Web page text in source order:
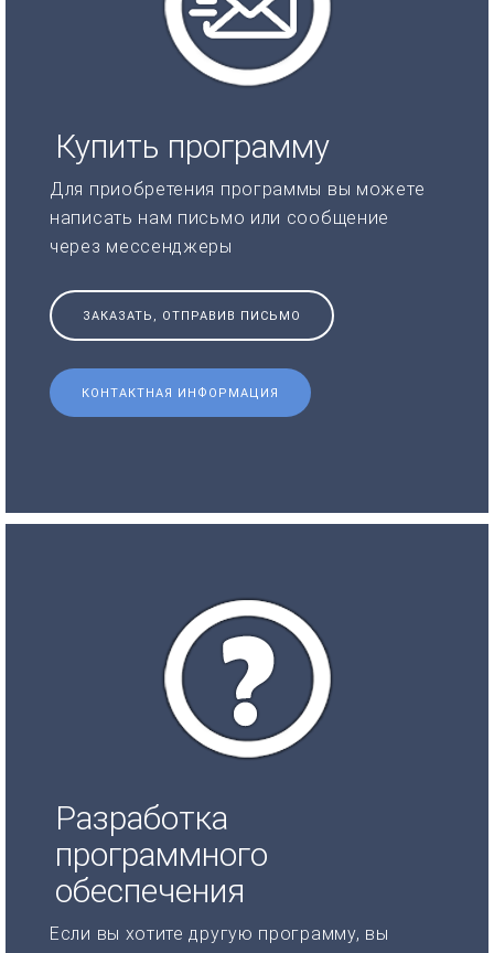
Купить программу
Для приобретения программы вы можете
написать нам письмо или сообщение
через мессенджеры
ЗАКАЗАТЬ, ОТПРАВИВ ПИСЬМО
КОНТАКТНАЯ ИНФОРМАЦИЯ
Разработка
программного
обеспечения
Если вы хотите другую программу, вы